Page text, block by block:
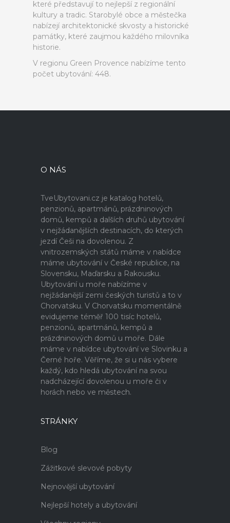
které představují to nejlepší z regionální
kultury a tradic. Starobylé obce a městečka
nabízejí architektonické skvosty a historické
památky, které zaujmou každého milovníka
historie.
V regionu Green Provence nabízíme tento
počet ubytování: 448.
O NÁS
TveUbytovani.cz je katalog hotelů,
penzionů, apartmánů, prázdninových
domů, kempů a dalších druhů ubytování
v nejžádanějších destinacích, do kterých
jezdí Češi na dovolenou. Z
vnitrozemských států máme v nabídce
máme ubytování v České republice, na
Slovensku, Maďarsku a Rakousku.
Ubytování u moře nabízíme v
nejžádanější zemi českých turistů a to v
Chorvatsku. V Chorvatsku momentálně
evidujeme téměř 100 tisíc hotelů,
penzionů, apartmánů, kempů a
prázdninových domů u moře. Dále
máme v nabídce ubytování ve Slovinku a
Černé hoře. Věříme, že si u nás vybere
každý, kdo hledá ubytování na svou
nadcházející dovolenou u moře či v
horách nebo ve městech.
STRÁNKY
Blog
Zážitkové slevové pobyty
Nejnovější ubytování
Nejlepší hotely a ubytování